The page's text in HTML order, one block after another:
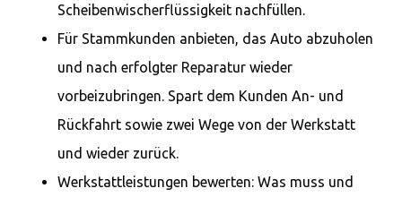
Scheibenwischerflüssigkeit nachfüllen.
Für Stammkunden anbieten, das Auto abzuholen
und nach erfolgter Reparatur wieder
vorbeizubringen. Spart dem Kunden An- und
Rückfahrt sowie zwei Wege von der Werkstatt
und wieder zurück.
Werkstattleistungen bewerten: Was muss und